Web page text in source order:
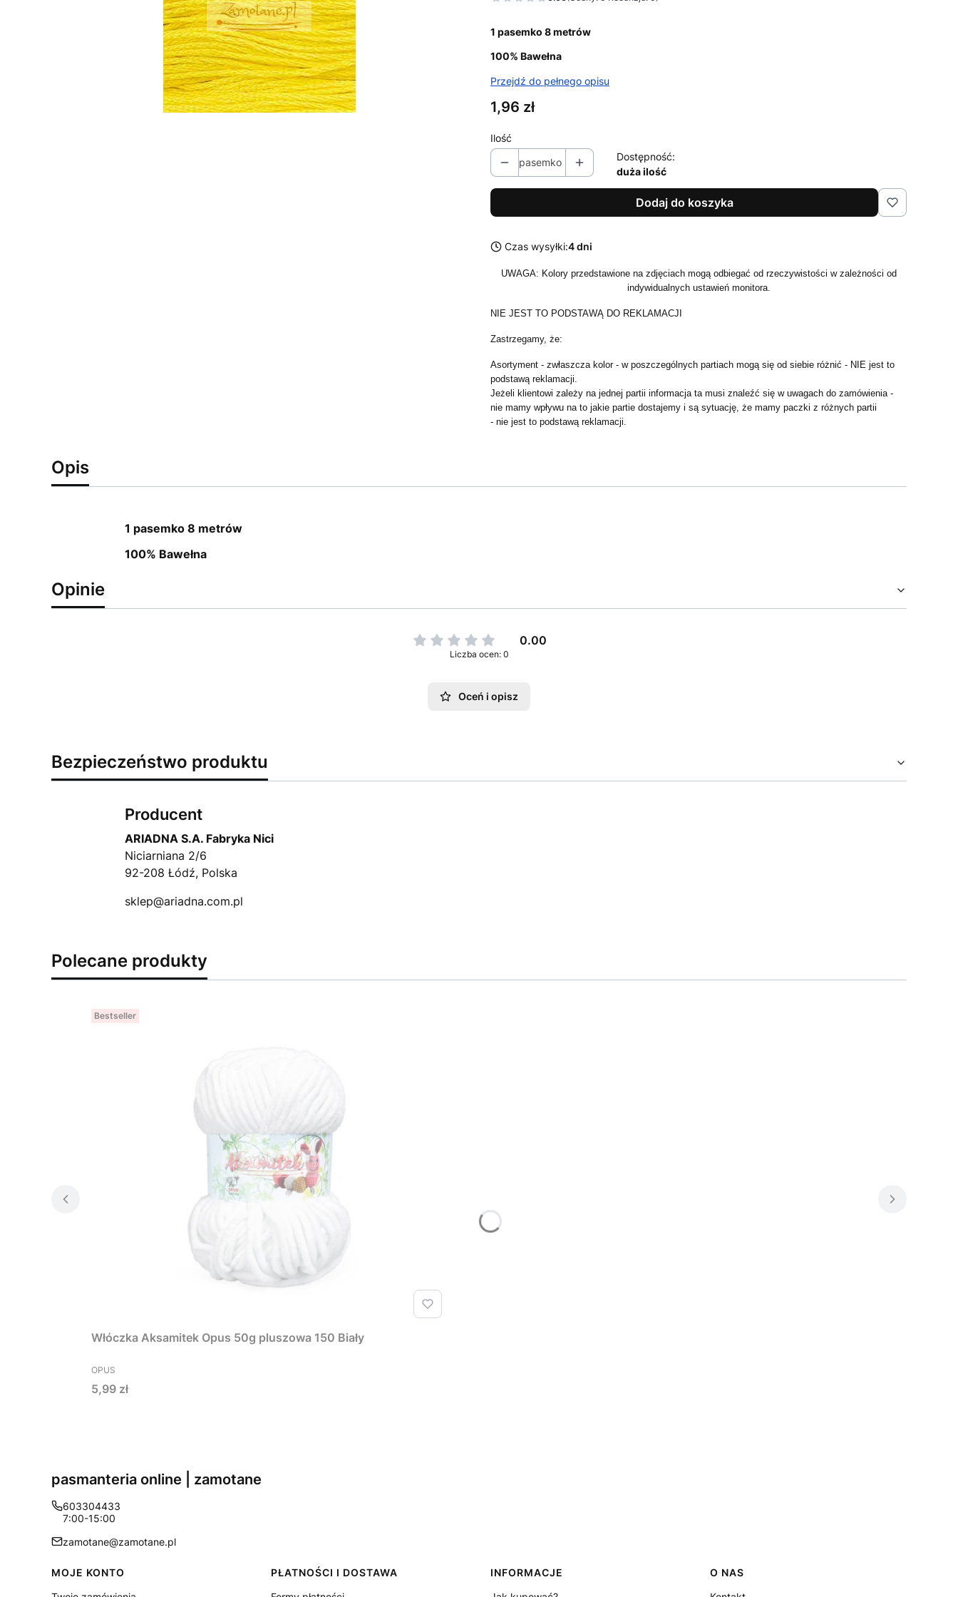
1 pasemko 8 metrów
100% Bawełna
Przejdź do pełnego opisu
Cena
1,96 zł
Ilość
pasemko
Dostępność:
duża ilość
Dodaj do koszyka
Czas wysyłki:4 dni
UWAGA: Kolory przedstawione na zdjęciach mogą odbiegać od rzeczywistości w zależności od
indywidualnych ustawień monitora.
NIE JEST TO PODSTAWĄ DO REKLAMACJI
Zastrzegamy, że:
Asortyment - zwłaszcza kolor - w poszczególnych partiach mogą się od siebie różnić - NIE jest to
podstawą reklamacji.
Jeżeli klientowi zależy na jednej partii informacja ta musi znaleźć się w uwagach do zamówienia -
nie mamy wpływu na to jakie partie dostajemy i są sytuację, że mamy paczki z różnych partii
- nie jest to podstawą reklamacji.
Opis
1 pasemko 8 metrów
100% Bawełna
Opinie
0.00
Liczba ocen: 0
Oceń i opisz
Bezpieczeństwo produktu
Producent
ARIADNA S.A. Fabryka Nici
Niciarniana 2/6
92-208 Łódź, Polska
sklep@ariadna.com.pl
Polecane produkty
Bestseller
Włóczka Aksamitek Opus 50g pluszowa 150 Biały
PRODUCENT
OPUS
Cena
5,99 zł
pasmanteria online | zamotane
603304433
7:00-15:00
zamotane@zamotane.pl
Linki w stopce
MOJE KONTO
PŁATNOŚCI I DOSTAWA
INFORMACJE
O NAS